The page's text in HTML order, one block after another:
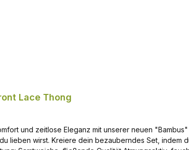
Lace Thong
und zeitlose Eleganz mit unserer neuen
lieben wirst. Kreiere dein bezauberndes Set, indem